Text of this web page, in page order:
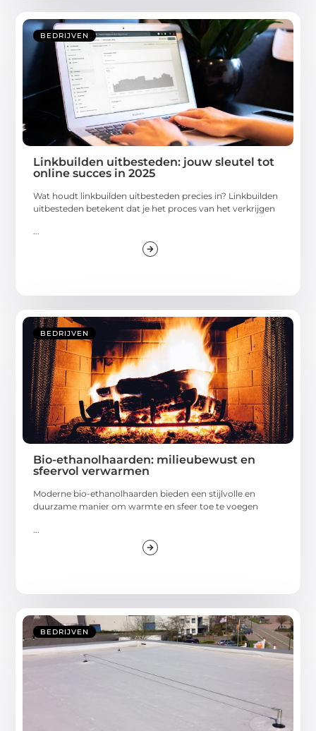
BEDRIJVEN
Linkbuilden uitbesteden: jouw sleutel tot
online succes in 2025
Wat houdt linkbuilden uitbesteden precies in? Linkbuilden
uitbesteden betekent dat je het proces van het verkrijgen
...
BEDRIJVEN
Bio-ethanolhaarden: milieubewust en
sfeervol verwarmen
Moderne bio-ethanolhaarden bieden een stijlvolle en
duurzame manier om warmte en sfeer toe te voegen
BEDRIJVEN